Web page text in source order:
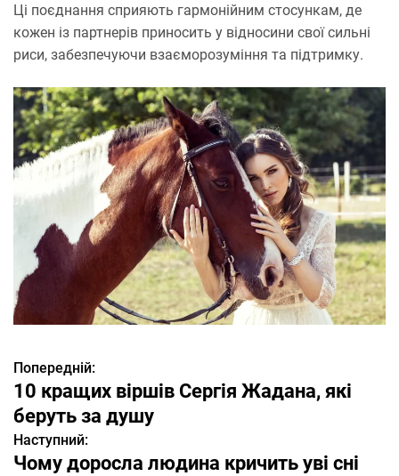
Ці поєднання сприяють гармонійним стосункам, де
кожен із партнерів приносить у відносини свої сильні
риси, забезпечуючи взаєморозуміння та підтримку.
Н
а
в
Попередній:
10 кращих віршів Сергія Жадана, які
беруть за душу
Наступний:
Чому доросла людина кричить уві сні